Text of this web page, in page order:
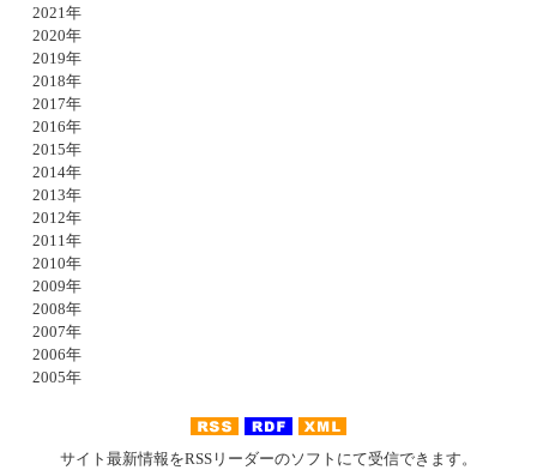
2021年
2020年
2019年
2018年
2017年
2016年
2015年
2014年
2013年
2012年
2011年
2010年
2009年
2008年
2007年
2006年
2005年
サイト最新情報をRSSリーダーのソフトにて受信できます。